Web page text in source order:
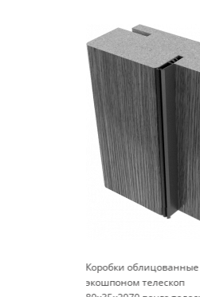
Коробки облицованные
экошпоном телескоп